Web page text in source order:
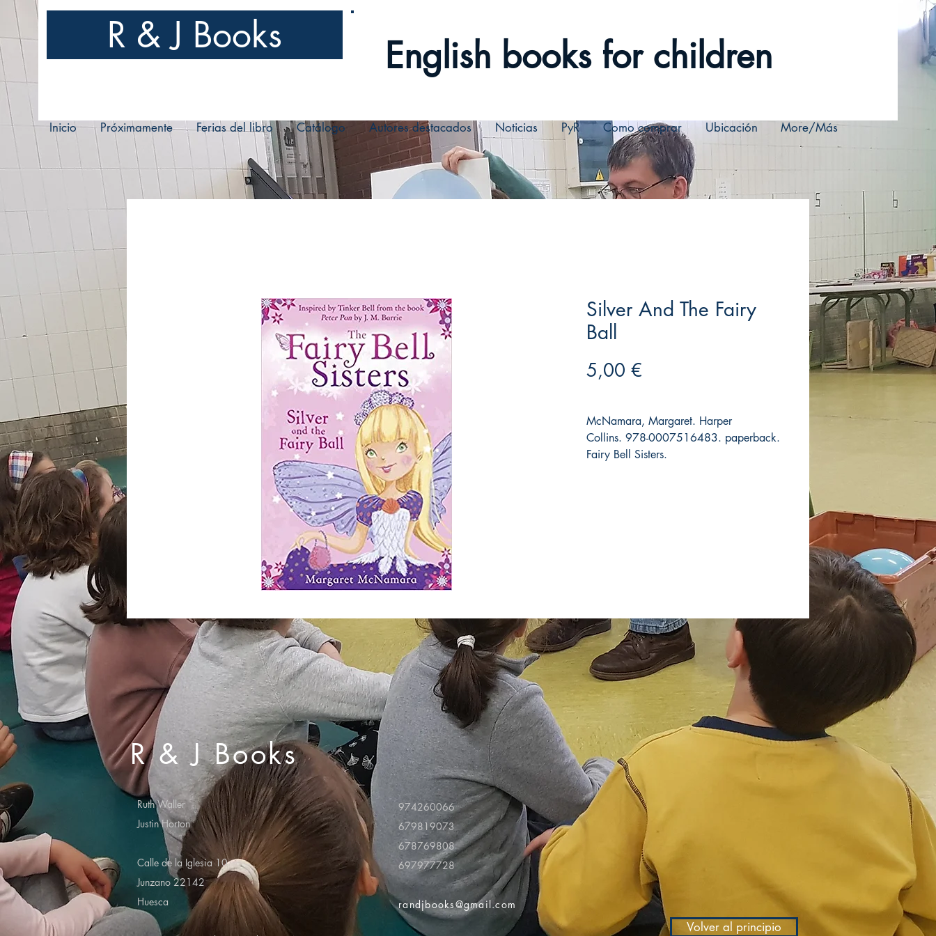
English books for children
R & J Books
Inicio Próximamente Ferias del libro Catálogo Autores destacados Noticias PyR Como comprar Ubicación More/Más
Silver And The Fairy
Ball
5,00 €
McNamara, Margaret. Harper
Collins. 978-0007516483. paperback.
Fairy Bell Sisters.
R & J Books
Ruth Waller
Justin Horton
Calle de la Iglesia 10
Junzano 22142
Huesca
974260066
679819073
678769808
697977728
randjbooks@gmail.com
Volver al principio